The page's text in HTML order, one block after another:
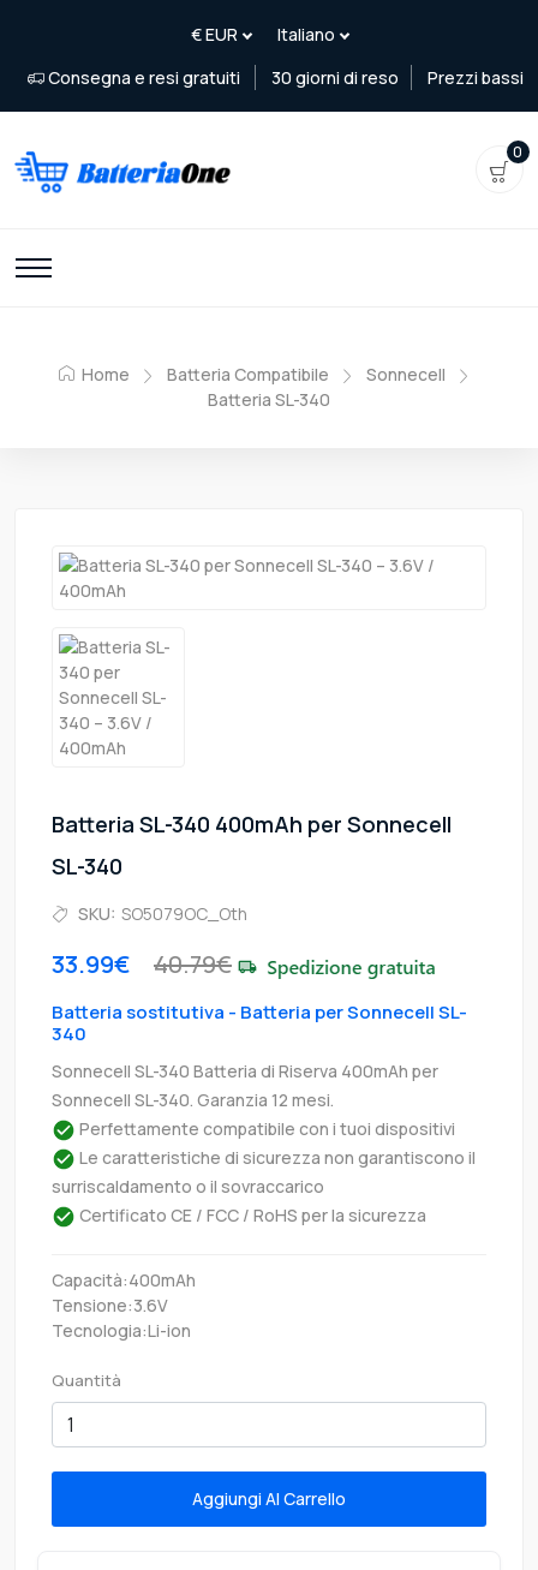
Consegna e resi gratuiti 30 giorni di reso Prezzi bassi
0
Home Batteria Compatibile
Sonnecell
Batteria SL-340
Batteria SL-340 400mAh per Sonnecell
SL-340
SKU: SO5079OC_Oth
33.99€ 40.79€
Batteria sostitutiva - Batteria per Sonnecell SL-
340
Sonnecell SL-340 Batteria di Riserva 400mAh per
Sonnecell SL-340. Garanzia 12 mesi.
Perfettamente compatibile con i tuoi dispositivi
Le caratteristiche di sicurezza non garantiscono il
surriscaldamento o il sovraccarico
Certificato CE / FCC / RoHS per la sicurezza
Capacità:400mAh
Tensione:3.6V
Tecnologia:Li-ion
Quantità
Aggiungi Al Carrello